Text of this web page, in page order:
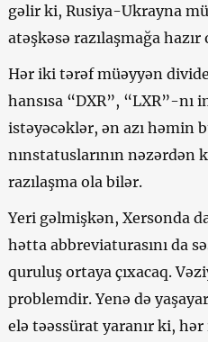
gəlir ki, Rusiya-Ukrayna
atəşkəsə razılaşmağa hazır
Hər iki tərəf müəyyən
hansısa “DXR”, “LXR”-nı
istəyəcəklər, ən azı həmin
nınstatuslarının nəzərdən
razılaşma ola bilər.
Yeri gəlmişkən, Xersonda
hətta abbreviaturasını da
quruluş ortaya çıxacaq.
problemdir. Yenə də
elə təəssürat yaranır ki,